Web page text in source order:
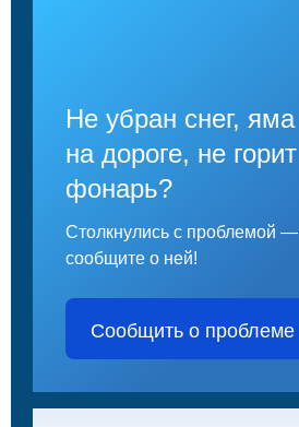
Не убран снег, яма
на дороге, не горит
фонарь?
Столкнулись с проблемой —
сообщите о ней!
Сообщить о проблеме